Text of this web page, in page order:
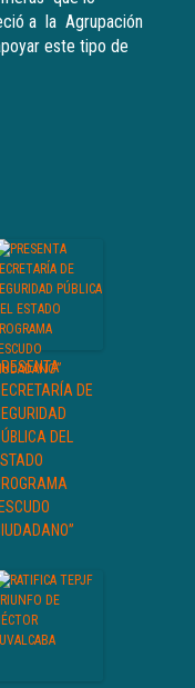
a la Agrupación
este tipo de
DE
DEL